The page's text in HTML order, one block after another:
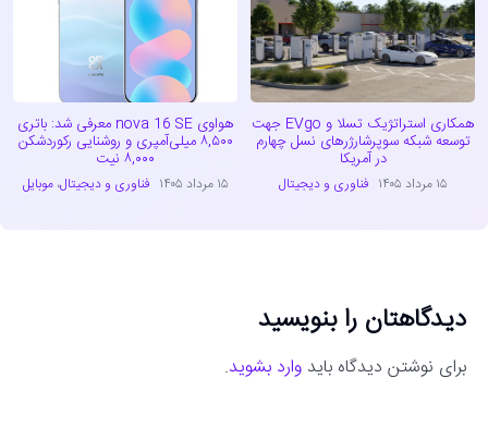
همکاری استراتژیک تسلا و EVgo جهت
توسعه شبکه سوپرشارژرهای نسل چهارم
در آمریکا
۱۵ مرداد ۱۴۰۵ فناوری و دیجیتال
هواوی nova 16 SE معرفی شد: باتری
۸,۵۰۰ میلی‌آمپری و روشنایی رکوردشکن
۸,۰۰۰ نیت
۱۵ مرداد ۱۴۰۵ فناوری و دیجیتال،موبایل
دیدگاهتان را بنویسید
برای نوشتن دیدگاه باید وارد بشوید.